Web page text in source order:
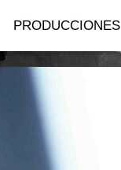
PRODUCCIONES